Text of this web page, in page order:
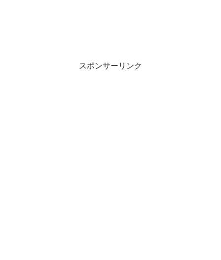
スポンサーリンク